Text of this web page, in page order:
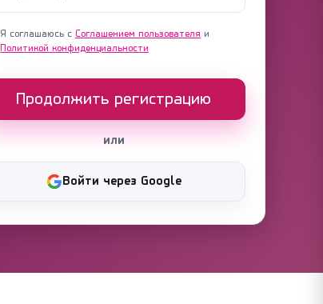
Я соглашаюсь с Соглашением пользователя и
Политикой конфиденциальности
Продолжить регистрацию
или
Войти через Google